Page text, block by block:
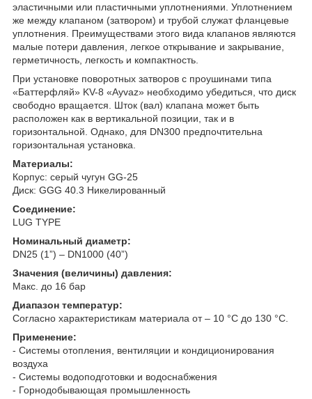
эластичными или пластичными уплотнениями. Уплотнением
же между клапаном (затвором) и трубой служат фланцевые
уплотнения. Преимуществами этого вида клапанов являются
малые потери давления, легкое открывание и закрывание,
герметичность, легкость и компактность.
При установке поворотных затворов c проушинами типа
«Баттерфляй» KV-8 «Ayvaz» необходимо убедиться, что диск
свободно вращается. Шток (вал) клапана может быть
расположен как в вертикальной позиции, так и в
горизонтальной. Однако, для DN300 предпочтительна
горизонтальная установка.
Материалы:
Корпус: серый чугун GG-25
Диск: GGG 40.3 Никелированный
Соединение:
LUG TYPE
Номинальный диаметр:
DN25 (1”) – DN1000 (40”)
Значения (величины) давления:
Макс. до 16 бар
Диапазон температур:
Согласно характеристикам материала от – 10 °С до 130 °С.
Применение:
- Системы отопления, вентиляции и кондиционирования
воздуха
- Системы водоподготовки и водоснабжения
- Горнодобывающая промышленность